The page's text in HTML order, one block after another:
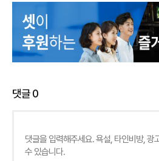
댓글0